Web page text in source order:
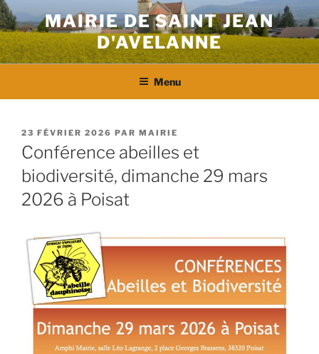
Aller
au
contenu
principal
MAIRIE DE SAINT JEAN
D'AVELANNE
Menu
PUBLIÉ
LE
23 FÉVRIER 2026 PAR MAIRIE
Conférence abeilles et
biodiversité, dimanche 29 mars
2026 à Poisat